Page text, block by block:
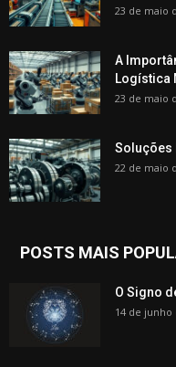
23 de maio
A
Logística
23 de maio
Soluções
22 de maio
POSTS MAIS
O Signo
14 de junho